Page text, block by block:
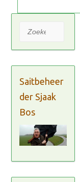
Zoeken
Saitbeheer
der Sjaak
Bos